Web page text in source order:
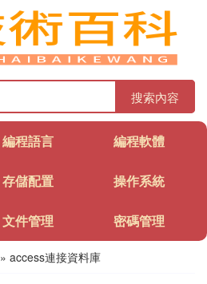
搜索內容
編程語言 編程軟體
存儲配置 操作系統
文件管理 密碼管理
» access連接資料庫